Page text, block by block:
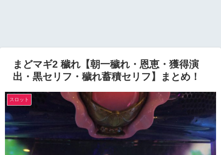
まどマギ2 穢れ【朝一穢れ・恩恵・獲得演
出・黒セリフ・穢れ蓄積セリフ】まとめ！
スロット